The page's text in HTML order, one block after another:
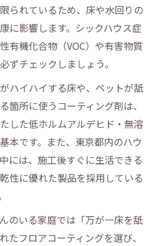
られているため、床や水回りの
に影響します。シックハウス症
有機化合物（VOC）や有害物質
ずチェックしましょう。
ハイハイする床や、ペットが舐
箇所に使うコーティング剤は、
した低ホルムアルデヒド・無溶
本です。また、東京都内のハウ
には、施工後すぐに生活できる
性に優れた製品を採用している
のいる家庭では「万が一床を舐
たフロアコーティングを選び、